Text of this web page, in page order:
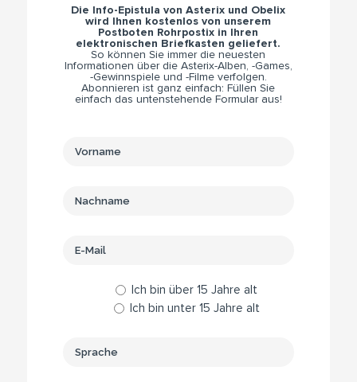
Die Info-Epistula von Asterix und Obelix
wird Ihnen kostenlos von unserem
Postboten Rohrpostix in Ihren
elektronischen Briefkasten geliefert.
So können Sie immer die neuesten
Informationen über die Asterix-Alben, -Games,
-Gewinnspiele und -Filme verfolgen.
Abonnieren ist ganz einfach: Füllen Sie
einfach das untenstehende Formular aus!
Ich bin über 15 Jahre alt
Ich bin unter 15 Jahre alt